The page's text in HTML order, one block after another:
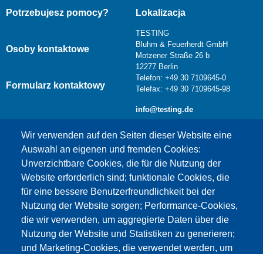
Wir verwenden auf den Seiten dieser Website eine
Auswahl an eigenen und fremden Cookies:
Unverzichtbare Cookies, die für die Nutzung der
Website erforderlich sind; funktionale Cookies, die
für eine bessere Benutzerfreundlichkeit bei der
Nutzung der Website sorgen; Performance-Cookies,
die wir verwenden, um aggregierte Daten über die
Nutzung der Website und Statistiken zu generieren;
und Marketing-Cookies, die verwendet werden, um
Potrzebujesz pomocy?
Osoby kontaktowe
Formularz kontaktowy
Lokalizacja
TESTING
Bluhm & Feuerherdt GmbH
Motzener Straße 26 b
12277 Berlin
Telefon: +49 30 7109645-0
Telefax: +49 30 7109645-98
info@testing.de
Dieser Inhalt ist blockiert, da die Google Maps
Cookies nicht akzeptiert wurden.